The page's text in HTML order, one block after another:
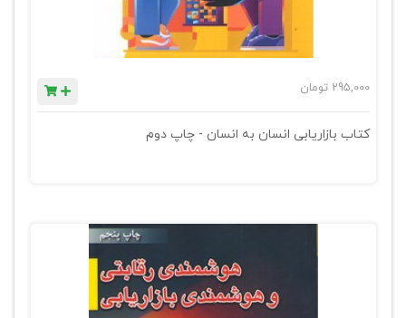
295,000 تومان
کتاب بازاریابی انسان به انسان - چاپ دوم